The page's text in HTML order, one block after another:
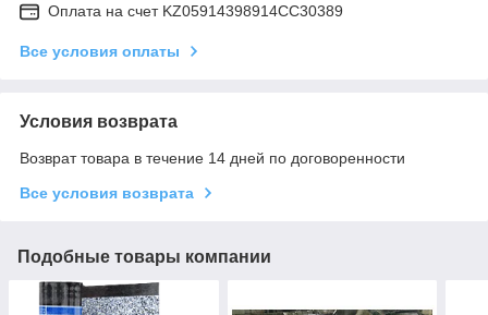
Оплата на счет KZ05914398914CC30389
Все условия оплаты
Условия возврата
Возврат товара в течение 14 дней по договоренности
Все условия возврата
Подобные товары компании